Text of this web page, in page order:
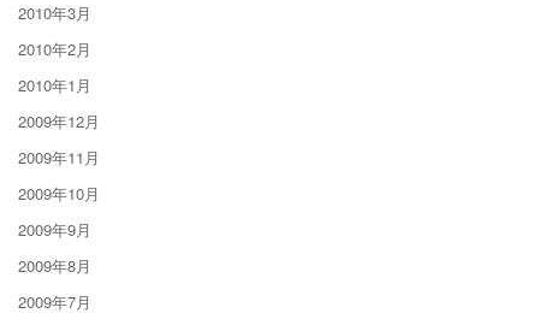
2010年3月
2010年2月
2010年1月
2009年12月
2009年11月
2009年10月
2009年9月
2009年8月
2009年7月